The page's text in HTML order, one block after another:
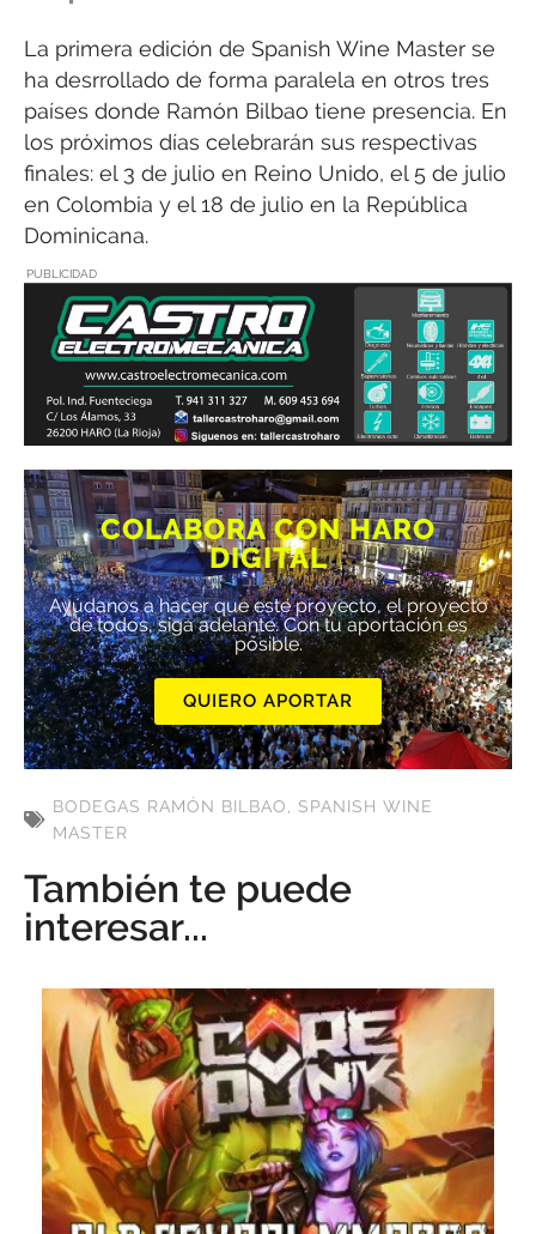
La primera edición de Spanish Wine Master se
ha desrrollado de forma paralela en otros tres
países donde Ramón Bilbao tiene presencia. En
los próximos días celebrarán sus respectivas
finales: el 3 de julio en Reino Unido, el 5 de julio
en Colombia y el 18 de julio en la República
Dominicana.
PUBLICIDAD
COLABORA CON HARO
DIGITAL
Ayúdanos a hacer que este proyecto, el proyecto
de todos, siga adelante. Con tu aportación es
posible.
QUIERO APORTAR
BODEGAS RAMÓN BILBAO, SPANISH WINE
MASTER
También te puede
interesar...